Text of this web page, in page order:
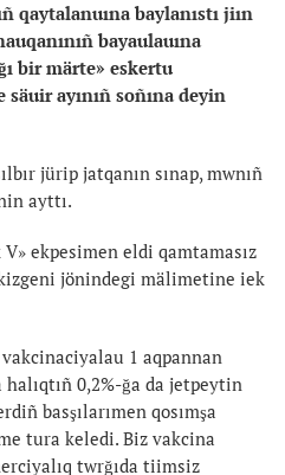
qaytalanuına baylanıstı jiın
bayaulauına
bir märte» eskertu
ayınıñ soñına deyin
jürip jatqanın sınap, mwnıñ
ayttı.
ekpesimen eldi qamtamasız
jönindegi mälimetine iek
vakcinaciyalau 1 aqpannan
0,2%-ğa da jetpeytin
basşılarımen qosımşa
tura keledi. Biz vakcina
twrğıda tiimsiz